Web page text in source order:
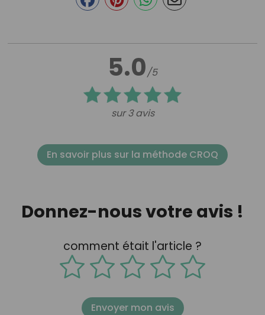
5.0/5
sur 3 avis
En savoir plus sur la méthode CROQ
Donnez-nous votre avis !
comment était l'article ?
Envoyer mon avis